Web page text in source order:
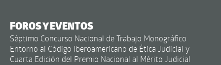
FOROS Y EVENTOS
Séptimo Concurso Nacional de Trabajo Monográfico
Entorno al Código Iberoamericano de Ética Judicial y
Cuarta Edición del Premio Nacional al Mérito Judicial